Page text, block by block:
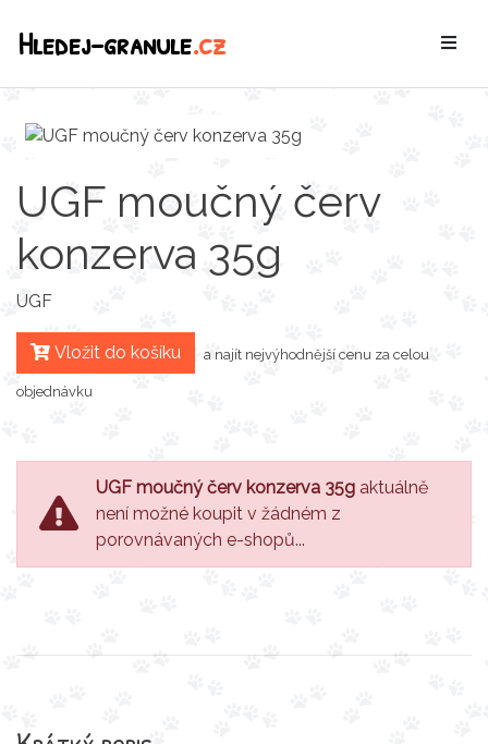
Hledej-granule.cz
UGF moučný červ
konzerva 35g
UGF
Vložit do košíku a najít nejvýhodnější cenu za celou
objednávku
UGF moučný červ konzerva 35g aktuálně
není možné koupit v žádném z
porovnávaných e-shopů...